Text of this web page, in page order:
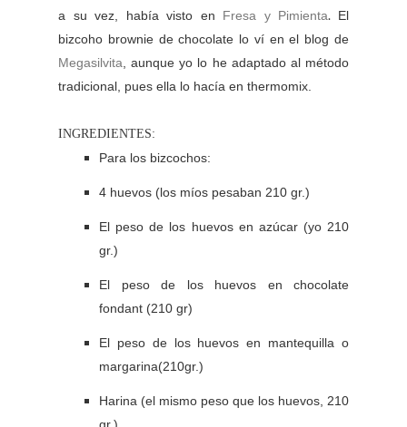
a su vez, había visto en Fresa y Pimienta. El
bizcoho brownie de chocolate lo ví en el blog de
Megasilvita , aunque yo lo he adaptado al método
tradicional, pues ella lo hacía en thermomix.
INGREDIENTES:
Para los bizcochos:
4 huevos (los míos pesaban 210 gr.)
El peso de los huevos en azúcar (yo 210
gr.)
El peso de los huevos en chocolate
fondant (210 gr)
El peso de los huevos en mantequilla o
margarina(210gr.)
Harina (el mismo peso que los huevos, 210
gr.)